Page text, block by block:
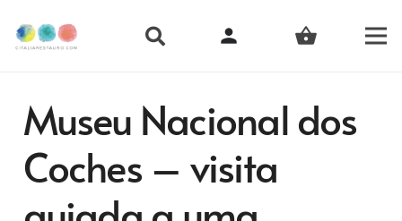
person shopping_basket
Museu Nacional dos
Coches – visita